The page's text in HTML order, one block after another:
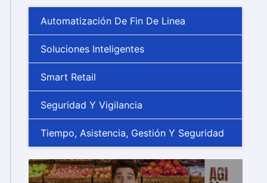
Automatización De Fin De Linea
Soluciones Inteligentes
Smart Retail
Seguridad Y Vigilancia
Tiempo, Asistencia, Gestión Y Seguridad